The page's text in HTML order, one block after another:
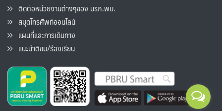
ติดต่อหน่วยงานต่างๆของ มรภ.พบ.
สมุดโทรศัพท์ออนไลน์
แผนที่และการเดินทาง
แนะนำติชม/ร้องเรียน